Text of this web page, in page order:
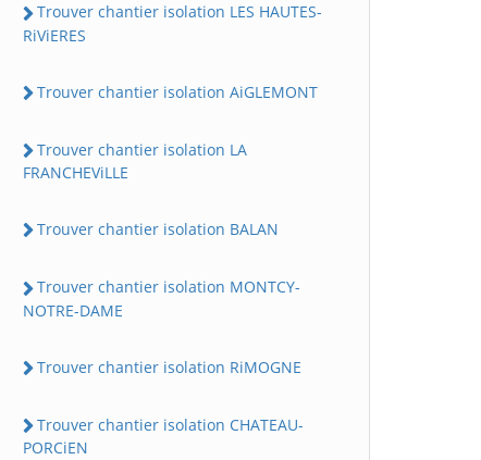
Trouver chantier isolation LES HAUTES-
RiViERES
Trouver chantier isolation AiGLEMONT
Trouver chantier isolation LA
FRANCHEViLLE
Trouver chantier isolation BALAN
Trouver chantier isolation MONTCY-
NOTRE-DAME
Trouver chantier isolation RiMOGNE
Trouver chantier isolation CHATEAU-
PORCiEN